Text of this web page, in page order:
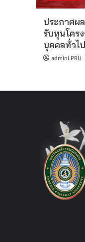
ประกาศผ
รับทุนโคร
บุคคลทั่วไ
adminLPRU